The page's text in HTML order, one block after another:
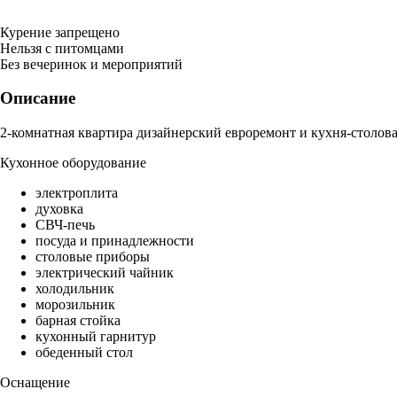
Курение запрещено
Нельзя с питомцами
Без вечеринок и мероприятий
Описание
2-комнатная квартира дизайнерский евроремонт и кухня-
Кухонное оборудование
электроплита
духовка
СВЧ-печь
посуда и принадлежности
столовые приборы
электрический чайник
холодильник
морозильник
барная стойка
кухонный гарнитур
обеденный стол
Оснащение